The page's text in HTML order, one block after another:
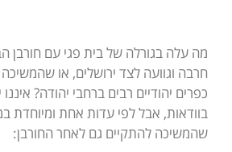
מה עלה בגורלה של בית פגי עם חורבן
חרבה וגוועה לצד ירושלים, או
כפרים יהודיים רבים ברחבי יהודה?
בוודאות, אבל לפי עדות אחת ומיוחדת
שהמשיכה להתקיים גם לאחר החורבן: